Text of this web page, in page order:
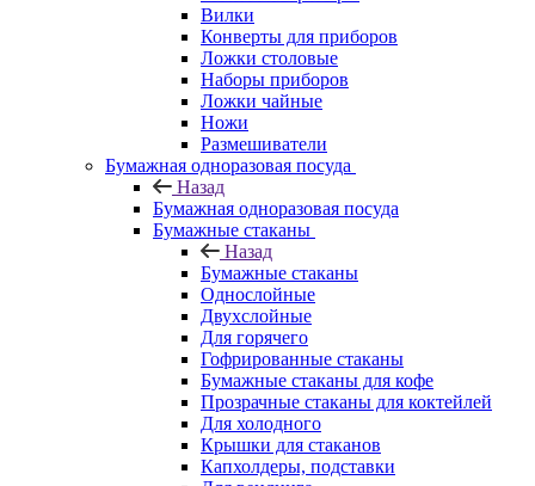
Вилки
Конверты для приборов
Ложки столовые
Наборы приборов
Ложки чайные
Ножи
Размешиватели
Бумажная одноразовая посуда
Назад
Бумажная одноразовая посуда
Бумажные стаканы
Назад
Бумажные стаканы
Однослойные
Двухслойные
Для горячего
Гофрированные стаканы
Бумажные стаканы для кофе
Прозрачные стаканы для коктейлей
Для холодного
Крышки для стаканов
Капхолдеры, подставки